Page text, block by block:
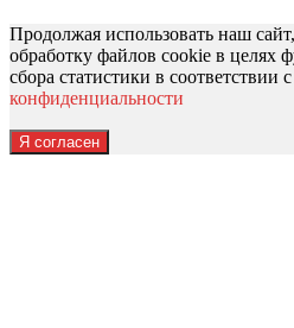
Продолжая использовать наш
обработку файлов cookie в целях
сбора статистики в соответствии с
конфиденциальности
Я согласен